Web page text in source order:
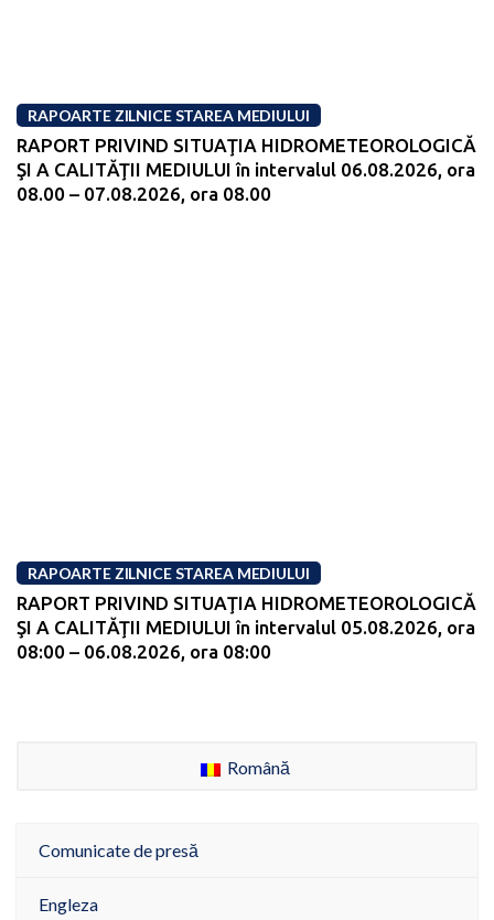
RAPOARTE ZILNICE STAREA MEDIULUI
RAPORT PRIVIND SITUAŢIA HIDROMETEOROLOGICĂ
ŞI A CALITĂŢII MEDIULUI în intervalul 06.08.2026, ora
08.00 – 07.08.2026, ora 08.00
RAPOARTE ZILNICE STAREA MEDIULUI
RAPORT PRIVIND SITUAŢIA HIDROMETEOROLOGICĂ
ŞI A CALITĂŢII MEDIULUI în intervalul 05.08.2026, ora
08:00 – 06.08.2026, ora 08:00
Română
Comunicate de presă
Engleza